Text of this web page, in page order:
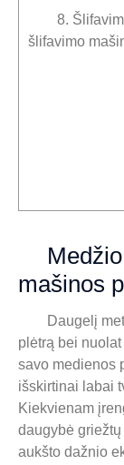
8.
šlifavimo
mašinos
Daugelį
plėtrą bei nuolat
savo medienos
išskirtinai labai
Kiekvienam
daugybė
aukšto dažnio